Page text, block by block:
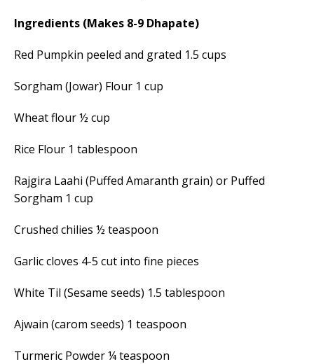
Ingredients (Makes 8-9 Dhapate)
Red Pumpkin peeled and grated 1.5 cups
Sorgham (Jowar) Flour 1 cup
Wheat flour ½ cup
Rice Flour 1 tablespoon
Rajgira Laahi (Puffed Amaranth grain) or Puffed
Sorgham 1 cup
Crushed chilies ½ teaspoon
Garlic cloves 4-5 cut into fine pieces
White Til (Sesame seeds) 1.5 tablespoon
Ajwain (carom seeds) 1 teaspoon
Turmeric Powder ¼ teaspoon